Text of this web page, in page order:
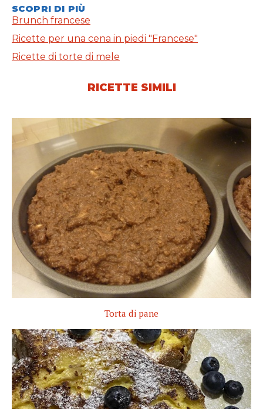
SCOPRI DI PIÙ
Brunch francese
Ricette per una cena in piedi "Francese"
Ricette di torte di mele
RICETTE SIMILI
Torta di pane